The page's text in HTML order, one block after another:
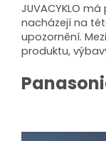
JUVACYKLO
nacházejí na
upozornění.
produktu,